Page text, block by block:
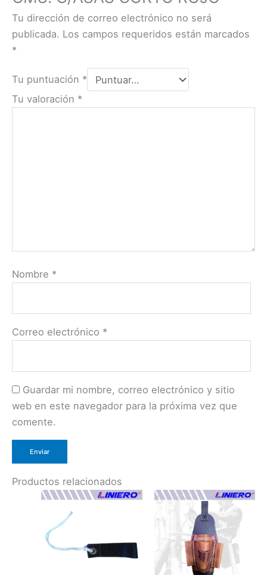
Tu dirección de correo electrónico no será
publicada. Los campos requeridos están marcados
*
Tu puntuación *
Tu valoración *
Nombre *
Correo electrónico *
Guardar mi nombre, correo electrónico y sitio
web en este navegador para la próxima vez que
comente.
Productos relacionados